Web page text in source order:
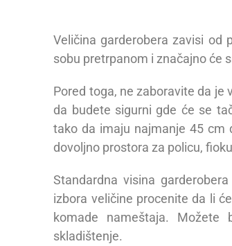
Veličina garderobera zavisi od
sobu pretrpanom i značajno će
Pored toga, ne zaboravite da
da budete sigurni gde će se
tako da imaju najmanje 45 cm
dovoljno prostora za policu,
Standardna visina
izbora veličine procenite da li
komade nameštaja. Možete
skladištenje.